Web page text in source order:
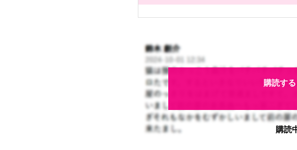
購読す
購読